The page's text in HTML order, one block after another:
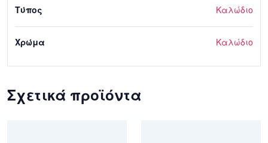
Τύπος Καλώδιο
Χρώμα Καλώδιο
Σχετικά προϊόντα